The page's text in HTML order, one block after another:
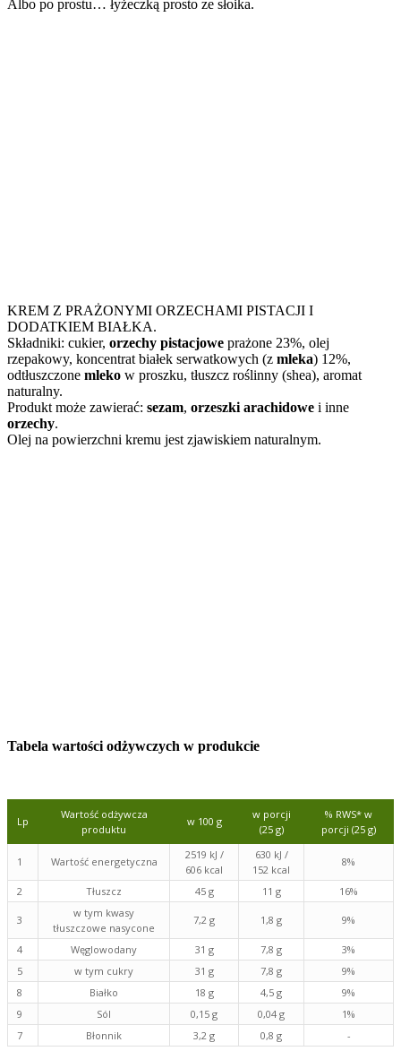
Albo po prostu… łyżeczką prosto ze słoika.
KREM Z PRAŻONYMI ORZECHAMI PISTACJI I
DODATKIEM BIAŁKA.
Składniki: cukier, orzechy pistacjowe prażone 23%, olej
rzepakowy, koncentrat białek serwatkowych (z mleka) 12%,
odtłuszczone mleko w proszku, tłuszcz roślinny (shea), aromat
naturalny.
Produkt może zawierać: sezam, orzeszki arachidowe i inne
orzechy.
Olej na powierzchni kremu jest zjawiskiem naturalnym.
Tabela wartości odżywczych w produkcie
Lp
Wartość odżywcza
produktu
w 100 g
w porcji
(25 g)
% RWS* w
porcji (25 g)
1 Wartość energetyczna
2519 kJ /
606 kcal
630 kJ /
152 kcal
8%
2 Tłuszcz 45 g 11 g 16%
3
w tym kwasy
tłuszczowe nasycone
7,2 g 1,8 g 9%
4 Węglowodany 31 g 7,8 g
3%
5
w tym cukry 31 g 7,8 g
9%
8
Białko 18 g 4,5 g
9%
9
Sól 0,15 g 0,04 g
1%
7
Błonnik 3,2 g 0,8 g -